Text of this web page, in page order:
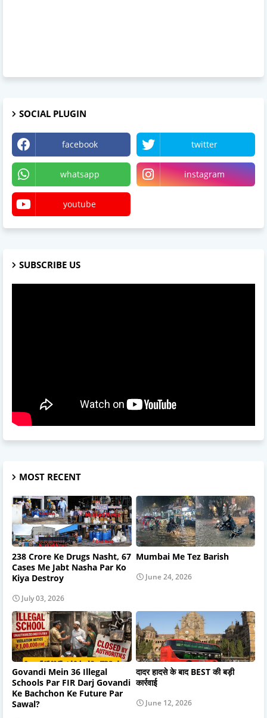
SOCIAL PLUGIN
facebook twitter
whatsapp instagram
youtube
SUBSCRIBE US
MOST RECENT
238 Crore Ke Drugs Nasht, 67
Cases Me Jabt Nasha Par Ko
Kiya Destroy
July 03, 2026
Mumbai Me Tez Barish
June 24, 2026
Govandi Mein 36 Illegal
Schools Par FIR Darj Govandi
Ke Bachchon Ke Future Par
Sawal?
दादर हादसे के बाद BEST की बड़ी
कार्रवाई
June 12, 2026